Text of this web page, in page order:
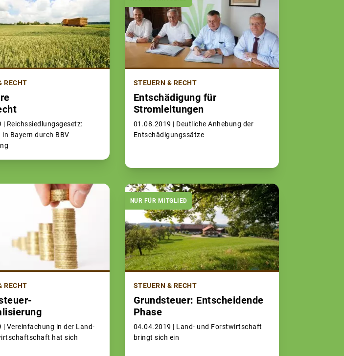
RECHT
| Reichssiedlungsgesetz:
in Bayern durch BBV
STEUERN & RECHT
Entschädigung für
Stromleitungen
01.08.2019 | Deutliche Anhebung der
Entschädigungssätze
RECHT
| Vereinfachung in der Land-
hat sich
NUR FÜR MITGLIED
STEUERN & RECHT
Grundsteuer: Entscheidende
Phase
04.04.2019 | Land- und Forstwirtschaft
bringt sich ein